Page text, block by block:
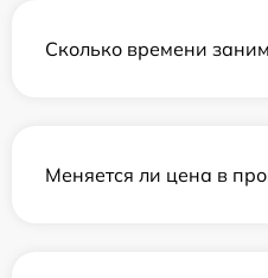
Сколько времени
Меняется ли цена в